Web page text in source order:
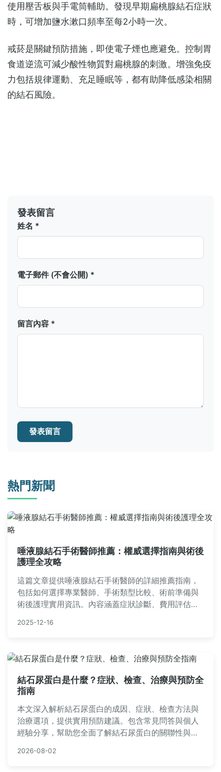
使用壓舌板與手電筒輔助。發現早期扁桃腺結石症狀
時，可增加鹽水漱口頻率至每2小時一次。
戒菸是關鍵預防措施，即使電子煙也應避免。控制胃
食道逆流可減少酸性物質對扁桃腺的刺激。增強免疫
力包括規律運動、充足睡眠等，都有助降低感染相關
的結石風險。
發表留言
姓名 *
電子郵件 (不會公開) *
留言內容 *
發表留言
熱門新聞
唾液腺結石手術醫師推薦：權威選擇指南與術後
護理全攻略
這篇文章提供唾液腺結石手術醫師的詳細推薦指南，
包括如何選擇專業醫師、手術類型比較、術前準備與
術後護理實用資訊。內容涵蓋症狀診斷、費用評估、
臨唾液腺結石問題的讀者參考。
2025-12-16
結石尿蛋白是什麼？症狀、檢查、治療與預防全
指南
本文深入解析結石尿蛋白的成因、症狀、檢查方法與
治療選項，提供實用預防建議。包含常見問答與個人
經驗分享，幫助您全面了解結石尿蛋白的關聯性與健
2026-08-02